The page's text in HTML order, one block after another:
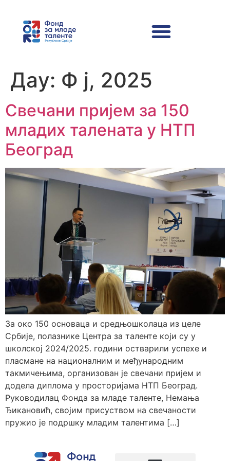
Даy: Ф ј, 2025
Свечани пријем за 150
младих талената у НТП
Београд
За око 150 основаца и средњошколаца из целе
Србије, полазнике Центра за таленте који су у
школској 2024/2025. години остварили успехе и
пласмане на националним и међународним
такмичењима, организован је свечани пријем и
додела диплома у просторијама НТП Београд.
Руководилац Фонда за младе таленте, Немања
Ђикановић, својим присуством на свечаности
пружио је подршку младим талентима […]